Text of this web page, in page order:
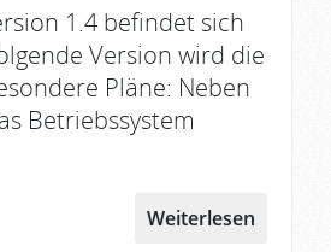
1.4 befindet sich
Version wird die
Pläne: Neben
Betriebssystem
Weiterlesen